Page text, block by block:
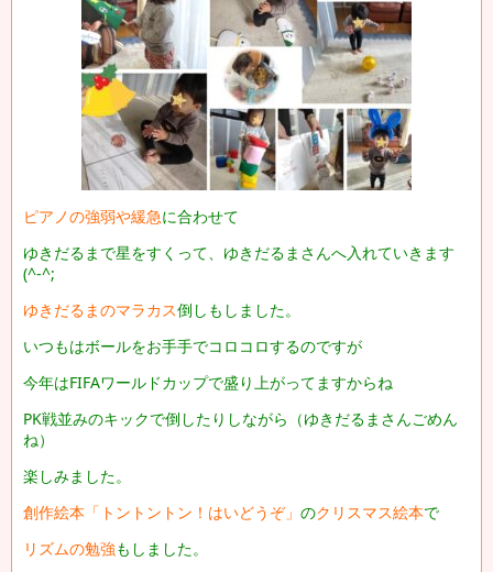
ピアノの強弱や緩急に合わせて
ゆきだるまで星をすくって、ゆきだるまさんへ入れていきます
(^-^;
ゆきだるまのマラカス倒しもしました。
いつもはボールをお手手でコロコロするのですが
今年はFIFAワールドカップで盛り上がってますからね
PK戦並みのキックで倒したりしながら（ゆきだるまさんごめん
ね）
楽しみました。
創作絵本「トントントン！はいどうぞ」 のクリスマス絵本で
リズムの勉強もしました。